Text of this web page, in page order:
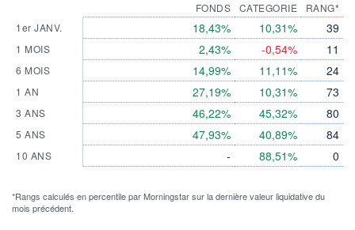
1er JANV.
1 MOIS
6 MOIS
1 AN
3 ANS
5 ANS
10 ANS
FONDS
18,43%
2,43%
14,99%
27,19%
46,22%
47,93%
-
CATEGORIE
10,31%
-0,54%
11,11%
10,31%
45,32%
40,89%
88,51%
RANG*
39
11
24
73
80
84
0
*Rangs calculés en percentile par Morningstar sur la dernière valeur liquidative du
mois précédent.